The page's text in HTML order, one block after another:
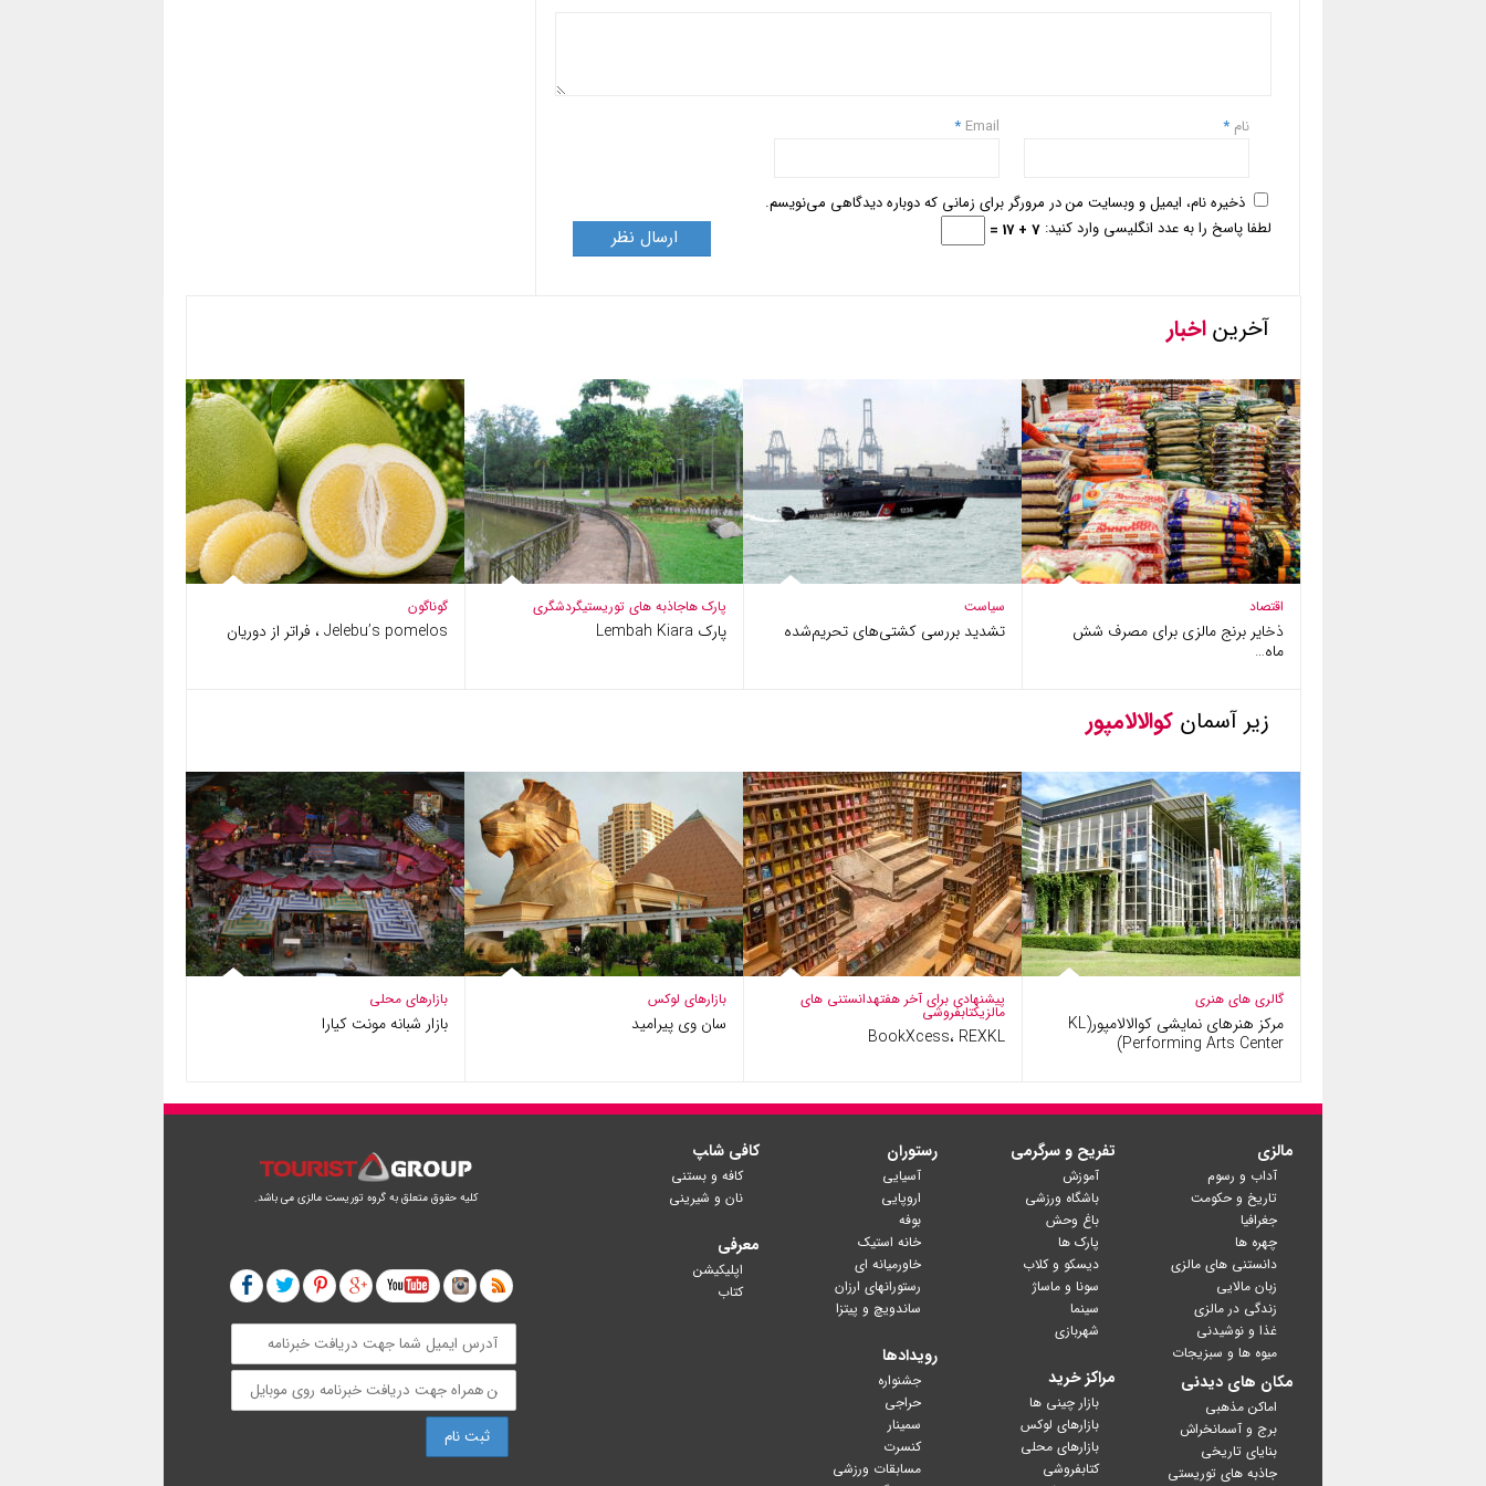
نام *
Email
*
ذخیره نام، ایمیل و وبسایت من در مرورگر برای زمانی که دوباره دیدگاهی می‌نویسم.
لطفا پاسخ را به عدد انگلیسی وارد کنید: 7 + 17 =
آخریناخبار
اقتصاد
ذخایر برنج مالزی برای مصرف شش
ماه…
سیاست
تشدید بررسی کشتی‌های تحریم‌شده
پارک هاجاذبه های توریستیگردشگری
پارک Lembah Kiara
گوناگون
Jelebu’s pomelos ، فراتر از دوریان
زیر آسمان کوالالامپور
گالری های هنری
مرکز هنرهای نمایشی کوالالامپور(KL
Performing Arts Center)
پیشنهادی برای آخر هفتهدانستنی های
مالزیکتابفروشی
BookXcess، REXKL
بازارهای لوکس
سان وی پیرامید
بازارهای محلی
بازار شبانه مونت کیارا
مالزی
آداب و رسوم
تاریخ و حکومت
جغرافیا
چهره ها
دانستنی های مالزی
زبان مالایی
زندگی در مالزی
غذا و نوشیدنی
میوه ها و سبزیجات
مکان های دیدنی
اماکن مذهبی
برج و آسمانخراش
بنایای تاریخی
جاذبه های توریستی
تفریح و سرگرمی
آموزش
باشگاه ورزشی
باغ وحش
پارک ها
دیسکو و کلاب
سونا و ماساژ
سینما
شهربازی
مراکز خرید
بازار چینی ها
بازارهای لوکس
بازارهای محلی
کتابفروشی
رستوران
آسیایی
اروپایی
بوفه
خانه استیک
خاورمیانه ای
رستورانهای ارزان
ساندویچ و پیتزا
رویدادها
جشنواره
حراجی
سمینار
کنسرت
مسابقات ورزشی
کافی شا‍پ
کافه و بستنی
نان و شیرینی
معرفی
اپلیکیشن
کتاب
کلیه حقوق متعلق به گروه توریست مالزی می باشد.